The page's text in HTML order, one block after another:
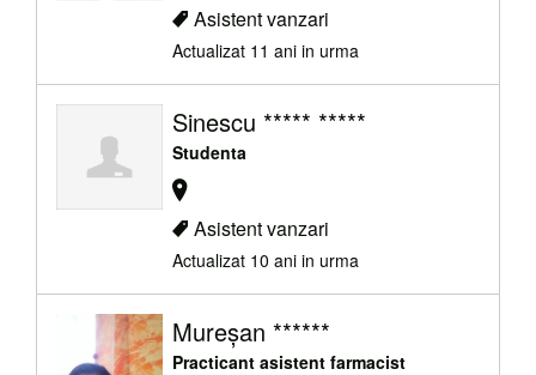
Asistent vanzari
Actualizat 11 ani in urma
Sinescu ***** *****
Studenta
Asistent vanzari
Actualizat 10 ani in urma
Mureșan ******
Practicant asistent farmacist